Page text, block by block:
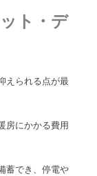
ト・デ
えられる点が最
房にかかる費用
蓄でき、停電や